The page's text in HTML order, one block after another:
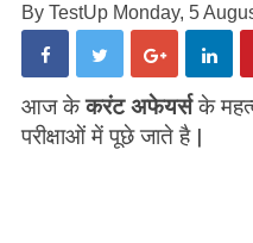
By TestUp Monday, 5
आज केकरंट अफेयर्सके
परीक्षाओं में पूछे जाते है |